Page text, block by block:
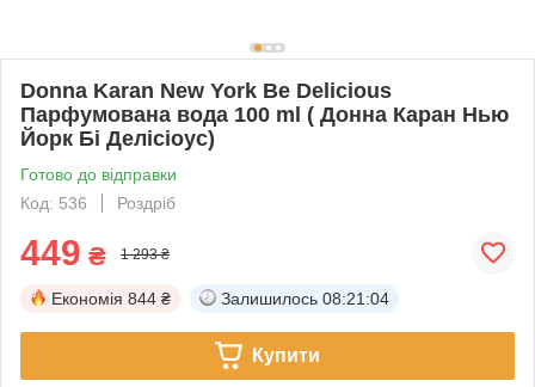
Donna Karan New York Be Delicious
Парфумована вода 100 ml ( Донна Каран Нью
Йорк Бі Делісіоус)
Готово до відправки
Код: 536
Роздріб
449 ₴ 1 293 ₴
Економія 844 ₴ Залишилось 08:21:03
Купити